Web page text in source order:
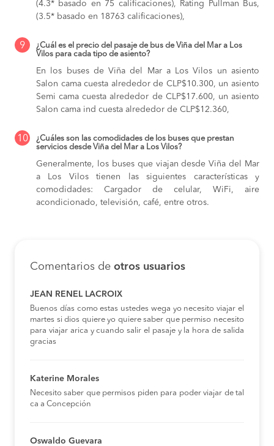
(4.3* basado en 75 calificaciones), Rating Pullman Bus,
(3.5* basado en 18763 calificaciones),
9
¿Cuál es el precio del pasaje de bus de Viña del Mar a Los
Vilos para cada tipo de asiento?
En los buses de Viña del Mar a Los Vilos un asiento
Salon cama cuesta alrededor de CLP$10.300, un asiento
Semi cama cuesta alrededor de CLP$17.600, un asiento
Salon cama ind cuesta alrededor de CLP$12.360,
10
¿Cuáles son las comodidades de los buses que prestan
servicios desde Viña del Mar a Los Vilos?
Generalmente, los buses que viajan desde Viña del Mar
a Los Vilos tienen las siguientes características y
comodidades: Cargador de celular, WiFi, aire
acondicionado, televisión, café, entre otros.
Comentarios de otros usuarios
JEAN RENEL LACROIX
Buenos días como estas ustedes wega yo necesito viajar el
martes si dios quiere yo quiere saber que permiso necesito
para viajar arica y cuando salir el pasaje y la hora de salida
gracias
Katerine Morales
Necesito saber que permisos piden para poder viajar de tal
ca a Concepción
Oswaldo Guevara